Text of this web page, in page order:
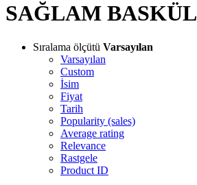
SAĞLAM BASKÜL
Sıralama ölçütü Varsayılan
Varsayılan
Custom
İsim
Fiyat
Tarih
Popularity (sales)
Average rating
Relevance
Rastgele
Product ID